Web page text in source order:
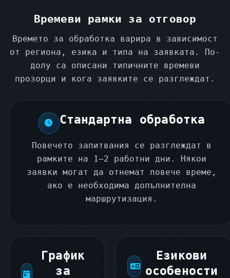
Времеви рамки за отговор
Времето за обработка варира в зависимост
от региона, езика и типа на заявката. По-
долу са описани типичните времеви
прозорци и кога заявките се разглеждат.
Стандартна обработка
Повечето запитвания се разглеждат в
рамките на 1–2 работни дни. Някои
заявки могат да отнемат повече време,
ако е необходима допълнителна
маршрутизация.
График
за
Езикови
особености